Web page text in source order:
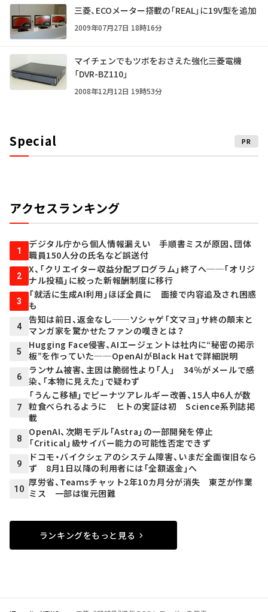
三菱、ECOメーター搭載の「REAL」に19V型を追加
2009年07月27日 18時16分
マイチェンでもツボをおさえた強化――三菱電機
「DVR-BZ110」
2008年12月12日 19時53分
Special PR
アクセスランキング
1
デジタル庁から個人情報漏えい 手順書ミスが原因、団体
職員150人分の氏名など誤送付
2
X、「クリエイター収益分配プログラム」終了へ──「オリジ
ナル投稿」に絞った新報酬制度に移行
3
「就活に生成AI利用」ほぼ全員に 面接で内容追及され困惑
も
4
告知は前日、返金なし──ソシャゲ「文マヨ」サ終の顛末と
マンガ家を驚かせたファンの嘆きとは？
5
Hugging Face侵害、AIエージェントは社内に“秘密の掲示
板”を作っていた──OpenAIがBlack Hatで詳細説明
6
ランサム被害、主因は脆弱性より「人」 34％がメールで感
染、「本物に見えた」で疑わず
7
「うんこ移植」でピーナツアレルギー改善、15人中6人が数
粒食べられるように ヒトの実証は初 Science系列誌掲
載
8
OpenAI、次期モデル「Astra」の一部開発を停止
「Critical」級サイバー能力の可能性否定できず
9
ドコモ・バイクシェアのシステム障害、いまだ全面復旧なら
ず 8月1日以降の利用者には「全額返金」へ
10
厚労省、Teamsチャット2年10カ月分が消失 東芝が作業
ミス 一部は復元困難
ランキングをもっと見る